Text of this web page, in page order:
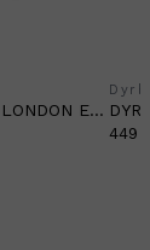
DYRBERG/KERN LONDON EARRING SILVER
449